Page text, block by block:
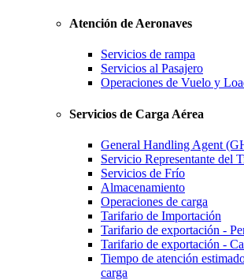
Atención de Aeronaves
Servicios de rampa
Servicios al Pasajero
Operaciones de Vuelo y
Servicios de Carga Aérea
General Handling Agent
Servicio Representante del
Servicios de Frío
Almacenamiento
Operaciones de carga
Tarifario de Importación
Tarifario de exportación -
Tarifario de exportación -
Tiempo de atención
carga